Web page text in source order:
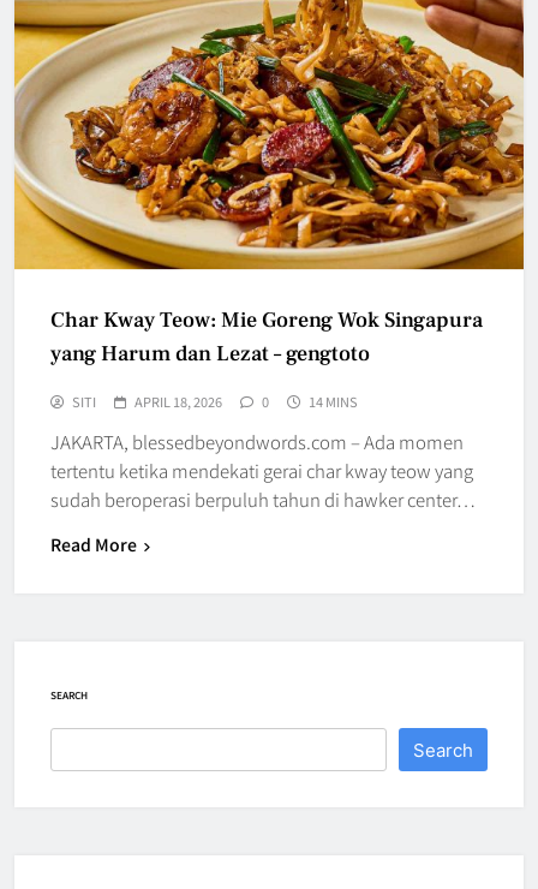
Char Kway Teow: Mie Goreng Wok Singapura
yang Harum dan Lezat – gengtoto
SITI APRIL 18, 2026 0 14 MINS
JAKARTA, blessedbeyondwords.com – Ada momen
tertentu ketika mendekati gerai char kway teow yang
sudah beroperasi berpuluh tahun di hawker center…
Read More
SEARCH
Search